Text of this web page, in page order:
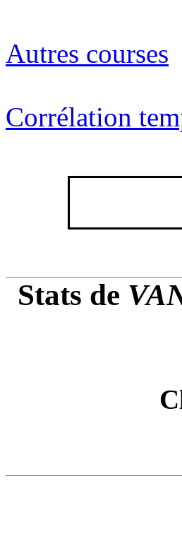
Autres courses
Corrélation
Stats de